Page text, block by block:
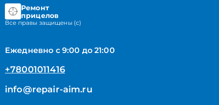
Ремонт
прицелов
Все правы защищены (с)
Ежедневно с 9:00 до 21:00
+78001011416
info@repair-aim.ru